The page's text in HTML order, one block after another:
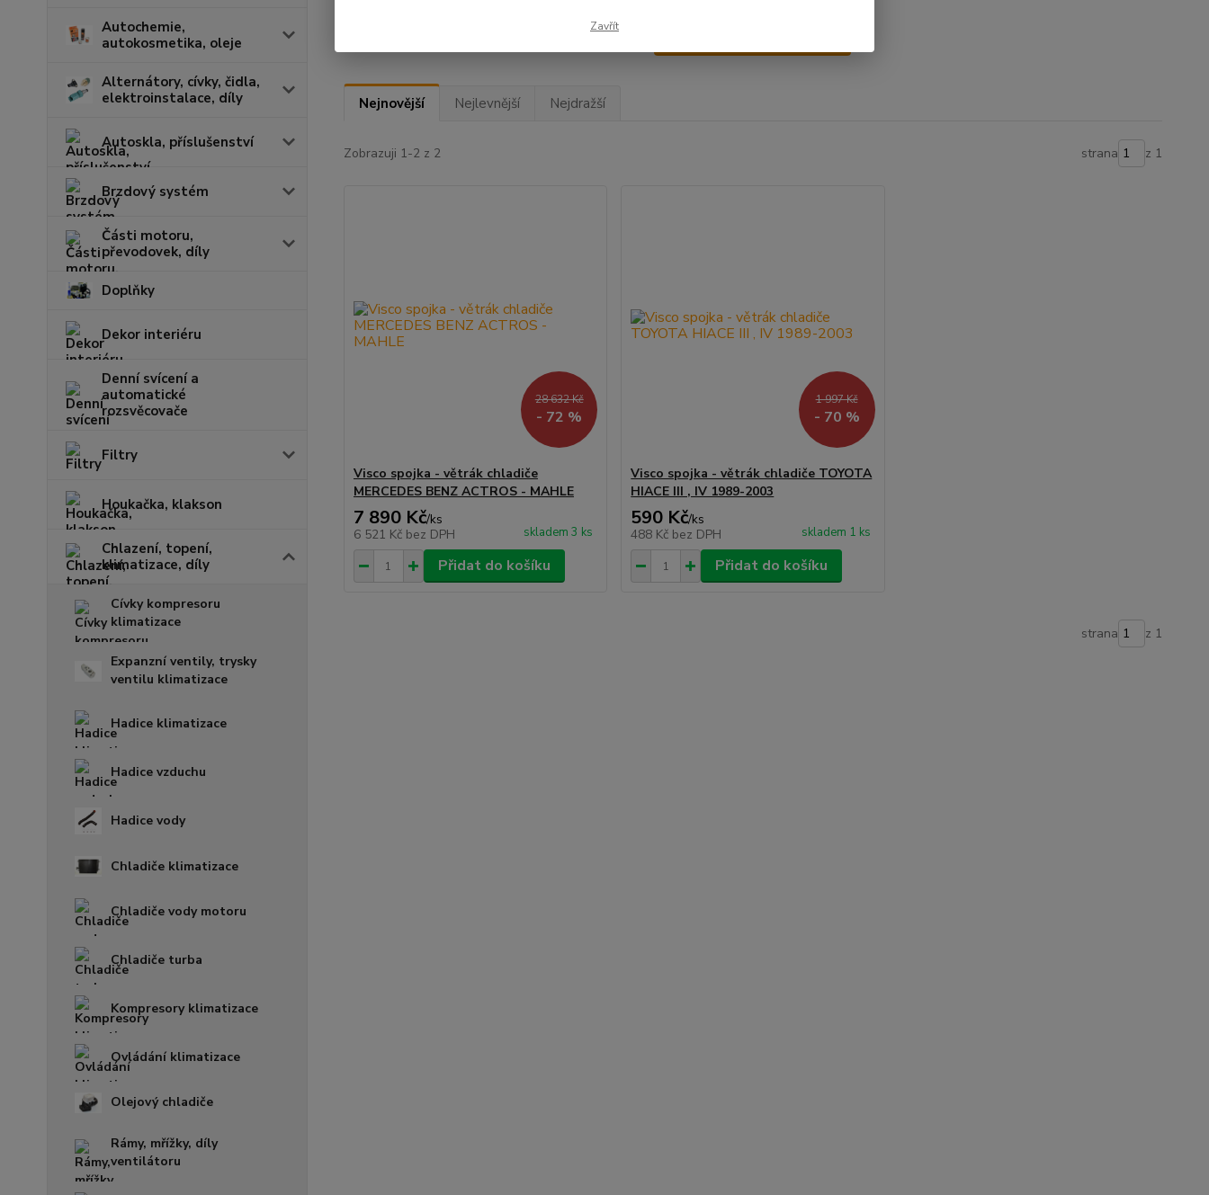
Autochemie,
autokosmetika, oleje
Alternátory, cívky, čidla,
elektroinstalace, díly
Autoskla, příslušenství
Brzdový systém
Části motoru,
převodovek, díly
Doplňky
Dekor interiéru
Denní svícení a
automatické
rozsvěcovače
Filtry
Houkačka, klakson
Chlazení, topení,
klimatizace, díly
Cívky kompresoru
klimatizace
Expanzní ventily, trysky
ventilu klimatizace
Hadice klimatizace
Hadice vzduchu
Hadice vody
Chladiče klimatizace
Chladiče vody motoru
Chladiče turba
Kompresory klimatizace
Ovládání klimatizace
Olejový chladiče
Rámy, mřížky, díly
ventilátoru
Nejnovější Nejlevnější Nejdražší
Zobrazuji 1-2 z 2 strana z 1
28 632 Kč
- 72 %
Visco spojka - větrák chladiče
MERCEDES BENZ ACTROS - MAHLE
7 890 Kč/ks
6 521 Kč bez DPH skladem 3 ks
Přidat do košíku
1 997 Kč
- 70 %
Visco spojka - větrák chladiče TOYOTA
HIACE III , IV 1989-2003
590 Kč/ks
488 Kč bez DPH skladem 1 ks
Přidat do košíku
strana z 1
Zavřít